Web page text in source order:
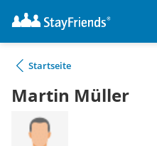
Startseite
Martin Müller